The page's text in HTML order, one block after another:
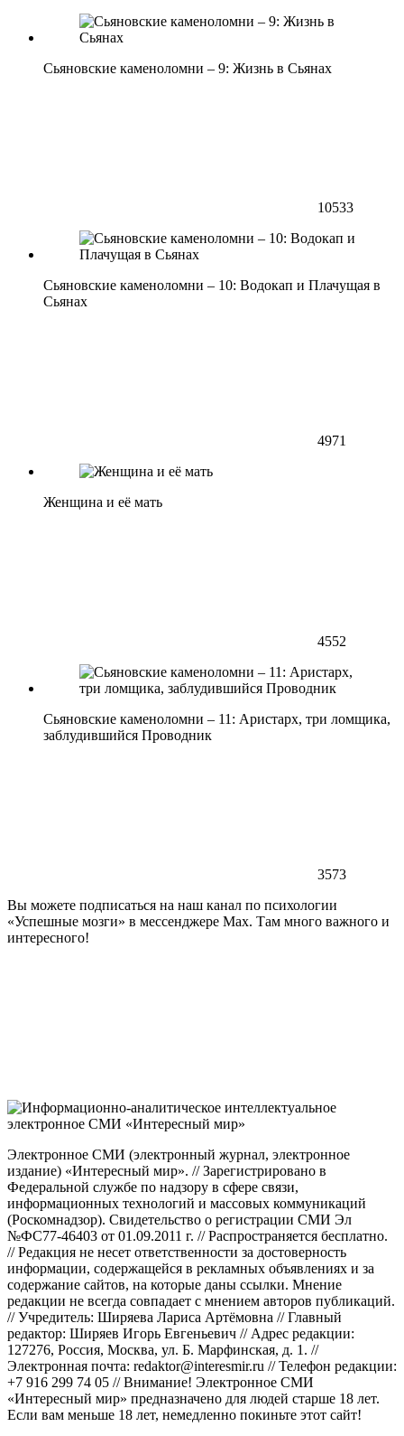
Сьяновские каменоломни – 9: Жизнь в Сьянах
10533
Сьяновские каменоломни – 10: Водокап и Плачущая в
Сьянах
4971
Женщина и её мать
4552
Сьяновские каменоломни – 11: Аристарх, три ломщика,
заблудившийся Проводник
3573
Вы можете подписаться на наш канал по психологии
«Успешные мозги» в мессенджере Max. Там много важного и
интересного!
Электронное СМИ (электронный журнал, электронное
издание) «Интересный мир». // Зарегистрировано в
Федеральной службе по надзору в сфере связи,
информационных технологий и массовых коммуникаций
(Роскомнадзор). Свидетельство о регистрации СМИ Эл
№ФС77-46403 от 01.09.2011 г. // Распространяется бесплатно.
// Редакция не несет ответственности за достоверность
информации, содержащейся в рекламных объявлениях и за
содержание сайтов, на которые даны ссылки. Мнение
редакции не всегда совпадает с мнением авторов публикаций.
// Учредитель: Ширяева Лариса Артёмовна // Главный
редактор: Ширяев Игорь Евгеньевич // Адрес редакции:
127276, Россия, Москва, ул. Б. Марфинская, д. 1. //
Электронная почта: redaktor@interesmir.ru // Телефон редакции:
+7 916 299 74 05 // Внимание! Электронное СМИ
«Интересный мир» предназначено для людей старше 18 лет.
Если вам меньше 18 лет, немедленно покиньте этот сайт!